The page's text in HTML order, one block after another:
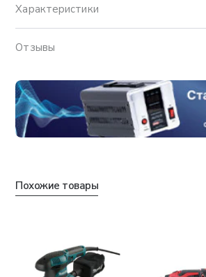
Характеристики
Отзывы
Похожие товары